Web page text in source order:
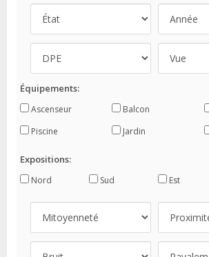
Équipements:
Ascenseur Balcon
Piscine
Jardin
Expositions:
Nord Sud Est